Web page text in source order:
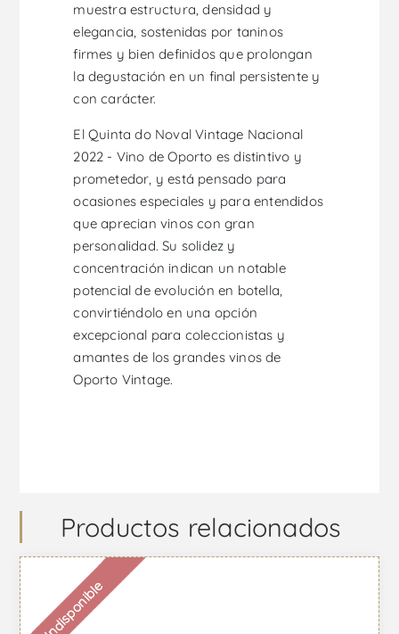
muestra estructura, densidad y
elegancia, sostenidas por taninos
firmes y bien definidos que prolongan
la degustación en un final persistente y
con carácter.
El Quinta do Noval Vintage Nacional
2022 - Vino de Oporto es distintivo y
prometedor, y está pensado para
ocasiones especiales y para entendidos
que aprecian vinos con gran
personalidad. Su solidez y
concentración indican un notable
potencial de evolución en botella,
convirtiéndolo en una opción
excepcional para coleccionistas y
amantes de los grandes vinos de
Oporto Vintage.
Productos relacionados
Indisponible